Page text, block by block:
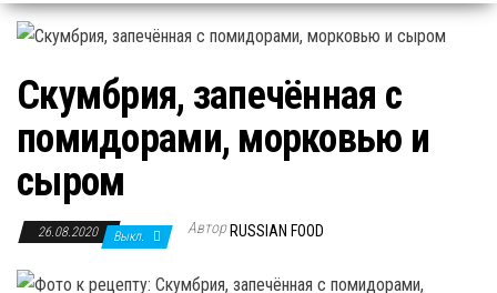
Скумбрия, запечённая с
помидорами, морковью и
сыром
26.08.2020 Выкл. Автор RUSSIAN FOOD